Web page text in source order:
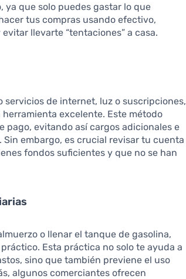
ya que solo puedes gastar lo que
tus compras usando efectivo,
llevarte “tentaciones” a casa.
servicios de internet, luz o suscripciones,
excelente. Este método
pago, evitando así cargos adicionales e
embargo, es crucial revisar tu cuenta
fondos suficientes y que no se han
o llenar el tanque de gasolina,
Esta práctica no solo te ayuda a
sino que también previene el uso
algunos comerciantes ofrecen